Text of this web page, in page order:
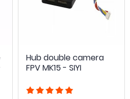
Hub double camera
FPV MK15 - SIYI